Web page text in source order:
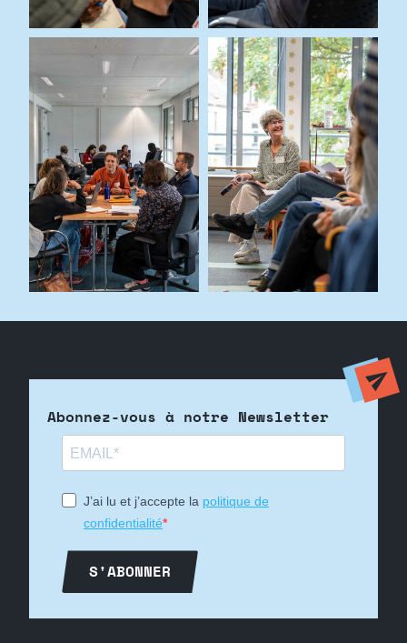
Abonnez-vous à notre Newsletter
J’ai lu et j’accepte la politique de
confidentialité
S'ABONNER